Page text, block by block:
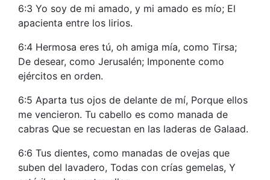
6:3 Yo soy de mi amado, y mi amado es mío; El
apacienta entre los lirios.
6:4 Hermosa eres tú, oh amiga mía, como Tirsa;
De desear, como Jerusalén; Imponente como
ejércitos en orden.
6:5 Aparta tus ojos de delante de mí, Porque ellos
me vencieron. Tu cabello es como manada de
cabras Que se recuestan en las laderas de Galaad.
6:6 Tus dientes, como manadas de ovejas que
suben del lavadero, Todas con crías gemelas, Y